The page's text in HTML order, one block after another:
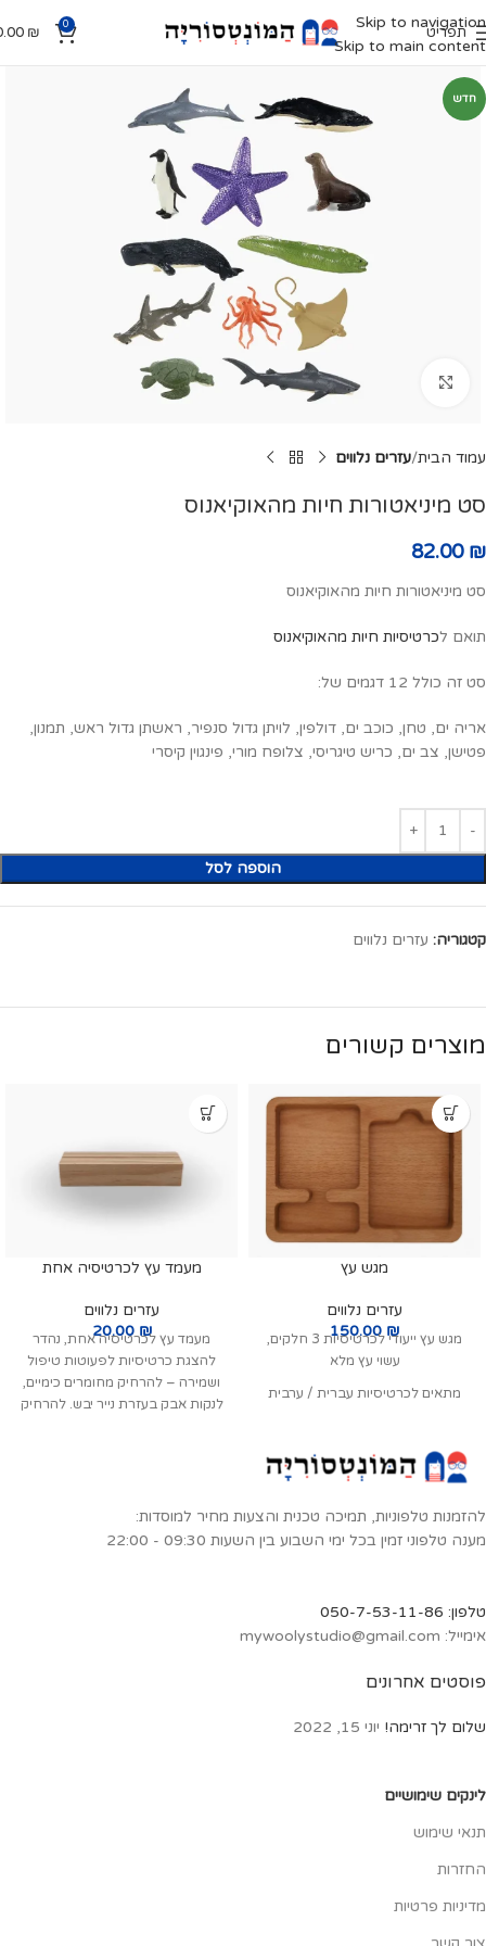
Skip to navigation
Skip to main content
תפריט 0
₪
חדש
Click to enlarge
עמוד הבית עזרים נלווים
סט מיניאטורות חיות מהאוקיאנוס
82.00 ₪
סט מיניאטורות חיות מהאוקיאנוס
תואם לכרטיסיות חיות מהאוקיאנוס
סט זה כולל 12 דגמים של:
אריה ים, טחן, כוכב ים, דולפין, לויתן גדול סנפיר, ראשתן גדול ראש, תמנון,
פטישן, צב ים, כריש טיגריסי, צלופח מורי, פינגוין קיסרי
הוספה לסל
קטגוריה: עזרים נלווים
מוצרים קשורים
מגש עץ
עזרים נלווים
150.00 ₪
מגש עץ ייעודי לכרטיסיות 3 חלקים,
עשוי עץ מלא
מתאים לכרטיסיות עברית / ערבית
מעמד עץ לכרטיסיה אחת
עזרים נלווים
20.00 ₪
מעמד עץ לכרטיסיה אחת, נהדר
להצגת כרטיסיות לפעוטות טיפול
ושמירה – להרחיק מחומרים כימיים,
לנקות אבק בעזרת נייר יבש. להרחיק
לינקים שימושיים
תנאי שימוש
החזרות
מדיניות פרטיות
פוסטים אחרונים
שלום לך זרימה! יוני 15, 2022
להזמנות טלפוניות, תמיכה טכנית והצעות מחיר למוסדות:
מענה טלפוני זמין בכל ימי השבוע בין השעות 09:30 - 22:00
טלפון: 050-7-53-11-86
אימייל: mywoolystudio@gmail.com